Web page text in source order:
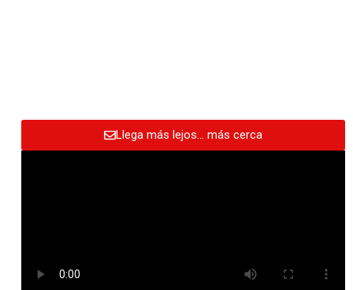
Llega más lejos… más cerca